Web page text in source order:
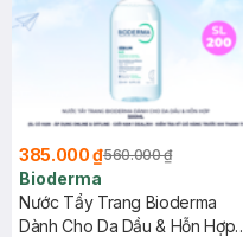
385.000 ₫560.000 ₫
Bioderma
Nước Tẩy Trang Bioderma
Dành Cho Da Dầu & Hỗn Hợp